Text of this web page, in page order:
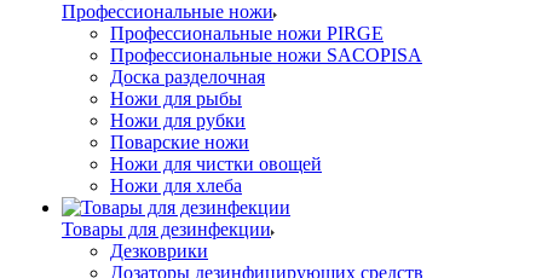
Профессиональные ножи
Профессиональные ножи PIRGE
Профессиональные ножи SACOPISA
Доска разделочная
Ножи для рыбы
Ножи для рубки
Поварские ножи
Ножи для чистки овощей
Ножи для хлеба
Товары для дезинфекции
Дезковрики
Дозаторы дезинфицирующих средств